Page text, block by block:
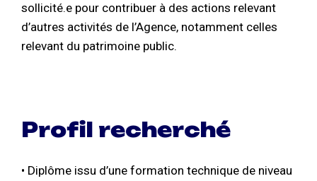
sollicité.e pour contribuer à des actions relevant
d’autres activités de l’Agence, notamment celles
relevant du patrimoine public.
Profil recherché
• Diplôme issu d’une formation technique de niveau